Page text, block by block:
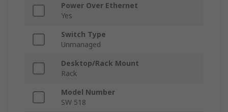
Power Over Ethernet
Yes
Switch Type
Unmanaged
Desktop/Rack Mount
Rack
Model Number
SW 518